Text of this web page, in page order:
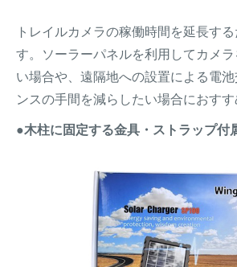
トレイルカメラの稼働時間を延長す
す。ソーラーパネルを利用してカメ
い場合や、遠隔地への設置による電
ンスの手間を減らしたい場合におすす
●木柱に固定する金具・ストラップ付